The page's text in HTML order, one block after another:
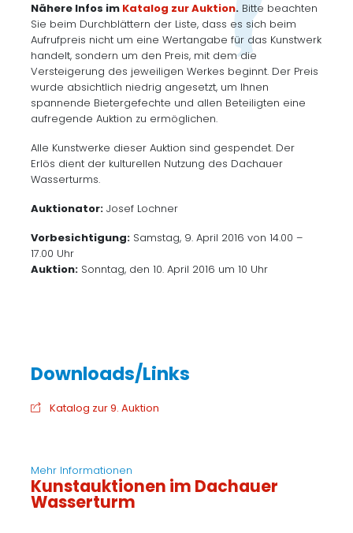
Nähere Infos im Katalog zur Auktion. Bitte beachten
Sie beim Durchblättern der Liste, dass es sich beim
Aufrufpreis nicht um eine Wertangabe für das Kunstwerk
handelt, sondern um den Preis, mit dem die
Versteigerung des jeweiligen Werkes beginnt. Der Preis
wurde absichtlich niedrig angesetzt, um Ihnen
spannende Bietergefechte und allen Beteiligten eine
aufregende Auktion zu ermöglichen.
Alle Kunstwerke dieser Auktion sind gespendet. Der
Erlös dient der kulturellen Nutzung des Dachauer
Wasserturms.
Auktionator: Josef Lochner
Vorbesichtigung: Samstag, 9. April 2016 von 14.00 –
17.00 Uhr
Auktion: Sonntag, den 10. April 2016 um 10 Uhr
Katalog zur 9. Auktion
Mehr Informationen
Kunstauktionen im Dachauer
Wasserturm